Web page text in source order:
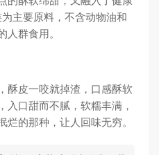
主要原料，不含动物油和
人群食用。
酥皮一咬就掉渣，口感酥软
入口甜而不腻，软糯丰满，
烂的那种，让人回味无穷。